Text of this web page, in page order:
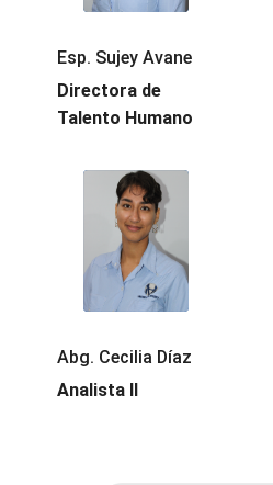
Esp. Sujey Avane
Directora de
Talento Humano
Abg. Cecilia Díaz
Analista II